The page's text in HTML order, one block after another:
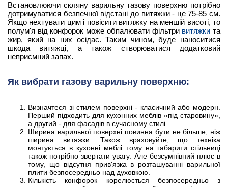
Встановлюючи скляну варильну газову поверхню потрібно
дотримуватися безпечної відстані до витяжки - це 75-85 см.
Якщо нехтувати цим і повісити витяжку на меншій висоті, то
полум'я від конфорок може обпалювати фільтри витяжки та
жир, який на них осідає. Таким чином, буде наноситися
шкода витяжці, а також створюватися додатковий
неприємний запах.
Як вибрати газову варильну поверхню:
Визначтеся зі стилем поверхні - класичний або модерн.
Перший підходить для кухонних меблів «під старовину»,
а другий - для фасадів в сучасному стилі.
Ширина варильної поверхні повинна бути не більше, ніж
ширина витяжки. Також враховуйте, що техніка
монтується в кухонні меблі тому на габарити стільниці
також потрібно звертати увагу. Але безсумнівний плюс в
тому, що відсутня прив'язка в розташуванні варильної
плити безпосередньо над духовкою.
Кількість конфорок корелюється безпосередньо з